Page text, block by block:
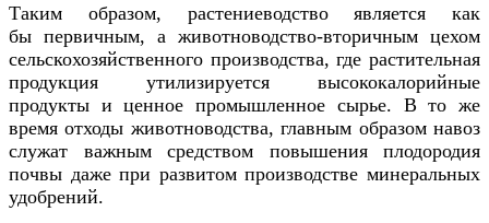
Таким образом, растениеводство является как
бы первичным, а животноводство-вторичным цехом
сельскохозяйственного производства, где растительная
продукция утилизируется высококалорийные
продукты и ценное промышленное сырье. В то же
время отходы животноводства, главным образом навоз
служат важным средством повышения плодородия
почвы даже при развитом производстве минеральных
удобрений.